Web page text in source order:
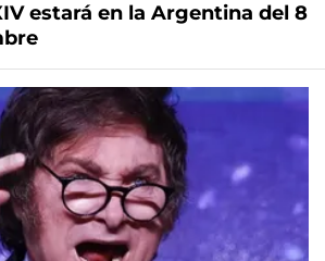
estará en la Argentina del 8